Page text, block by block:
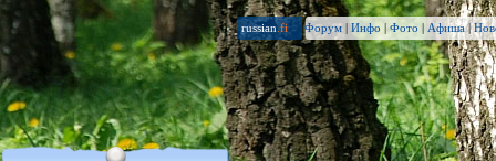
russian.fi Форум | Инфо | Фото | Афиша|